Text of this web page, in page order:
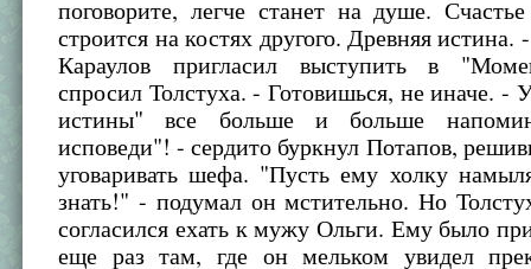
поговорите, легче станет на душе. Счастье
строится на костях другого. Древняя истина.
Караулов пригласил выступить в
спросил Толстуха. - Готовишься, не иначе. -
истины" все больше и больше
исповеди"! - сердито буркнул Потапов,
уговаривать шефа. "Пусть ему холку
знать!" - подумал он мстительно. Но
согласился ехать к мужу Ольги. Ему было
еще раз там, где он мельком увидел